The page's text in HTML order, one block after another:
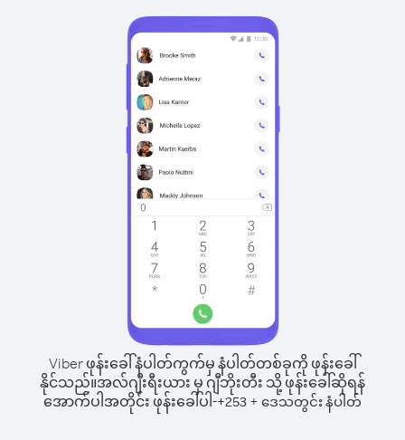
Viber ဖုန်းခေါ်နံပါတ်ကွက်မှ နံပါတ်တစ်ခုကို ဖုန်းခေါ်
နိုင်သည်။အလ်ဂျီးရီးယား မှ ဂျီဘိုးတီး သို့ ဖုန်းခေါ်ဆိုရန်
အောက်ပါအတိုင်း ဖုန်းခေါ်ပါ-+253 + ဒေသတွင်း နံပါတ်